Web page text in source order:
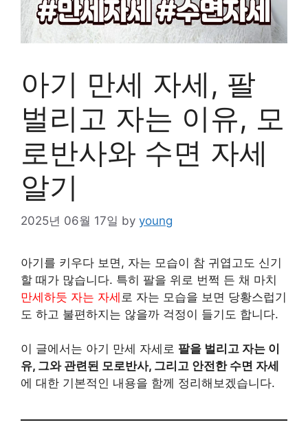
아기 만세 자세, 팔
벌리고 자는 이유, 모
로반사와 수면 자세
알기
2025년 06월 17일 by young
아기를 키우다 보면, 자는 모습이 참 귀엽고도 신기
할 때가 많습니다. 특히 팔을 위로 번쩍 든 채 마치
만세하듯 자는 자세 로 자는 모습을 보면 당황스럽기
도 하고 불편하지는 않을까 걱정이 들기도 합니다.
이 글에서는 아기 만세 자세로 팔을 벌리고 자는 이
유, 그와 관련된 모로반사, 그리고 안전한 수면 자세
에 대한 기본적인 내용을 함께 정리해보겠습니다.